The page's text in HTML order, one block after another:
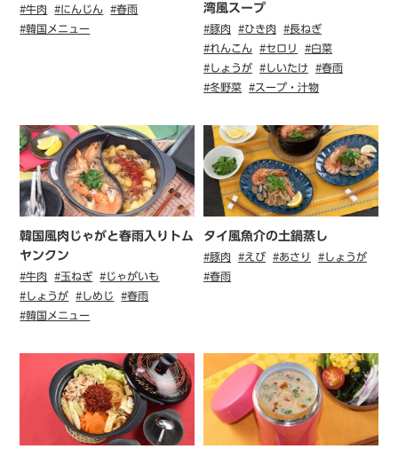
#牛肉 #にんじん
#春雨
#韓国メニュー
湾風スープ
#豚肉 #ひき肉
#長ねぎ
#れんこん
#セロリ
#白菜
#しょうが
#しいたけ
#春雨
#冬野菜
#スープ・汁物
韓国風肉じゃがと春雨入りトム
ヤンクン
#牛肉 #玉ねぎ
#じゃがいも
#しょうが
#しめじ
#春雨
#韓国メニュー
タイ風魚介の土鍋蒸し
#豚肉 #えび #あさり
#しょうが
#春雨